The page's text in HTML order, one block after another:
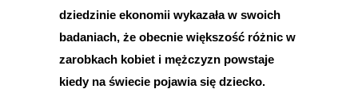
dziedzinie ekonomii wykazała w swoich
badaniach, że obecnie większość różnic w
zarobkach kobiet i mężczyzn powstaje
kiedy na świecie pojawia się dziecko.